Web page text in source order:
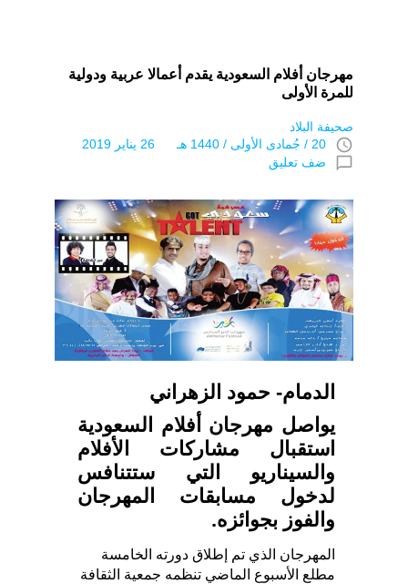
مهرجان أفلام السعودية يقدم أعمالا عربية ودولية
للمرة الأولى
صحيفة البلاد
access_time 20 / جُمادى اﻷولى / 1440 هـ 26 يناير 2019
chat_bubble_outline ضف تعليق
الدمام- حمود الزهراني
يواصل مهرجان أفلام السعودية
استقبال مشاركات الأفلام
والسيناريو التي ستتنافس
لدخول مسابقات المهرجان
والفوز بجوائزه.
المهرجان الذي تم إطلاق دورته الخامسة
مطلع الأسبوع الماضي تنظمه جمعية الثقافة